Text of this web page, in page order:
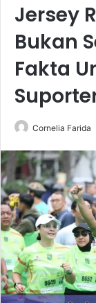
Jersey
Bukan
Fakta
Cornelia Farida